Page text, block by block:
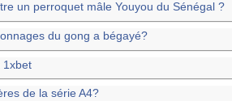
un perroquet mâle Youyou du Sénégal ?
du gong a bégayé?
1xbet
de la série A4?